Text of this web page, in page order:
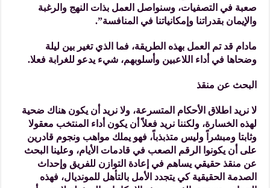
صعبة في التصفيات، وسنواصل العمل بذات النهج والرغبة
والإيمان بقدراتنا وإمكانياتنا في المنافسة”.
مادام قد تم العمل بهذه الطريقة، فما الذي تغير بين ليلة
وضحاها في أداء اللاعبين وأسلوبهم، شيء يدعو للغرابة فعلا.
البحث عن منقذ
لا نريد اطلاق الأحكام المتسرعة، ولا نريد أن يكون هناك ضحية
لهذه الخسارة، ولكننا نريد فعلاً أن يكون أداء المنتخب معقولا
وثابتا ومبشراً وليس متذبذباً، فهو يملك مواهب ونجوم قادرين
على أن يكونوا الرقم الصعب في قادمات الأيام، وعلينا البحث
عن منقذ حقيقي يساهم في إعادة التوازن للفريق وإحداث
الصدمة الحقيقية كي يتجدد الأمل بالتأهل للمونديال، فهذه